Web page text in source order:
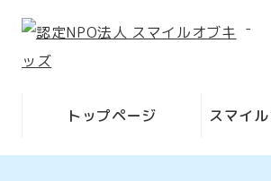
-
トップページ スマイ